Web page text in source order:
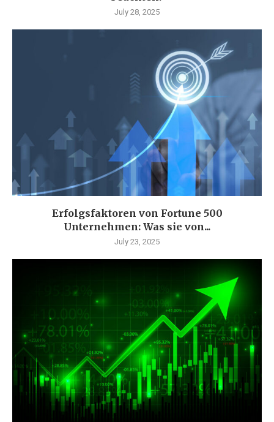
July 28, 2025
Erfolgsfaktoren von Fortune 500
Unternehmen: Was sie von...
July 23, 2025